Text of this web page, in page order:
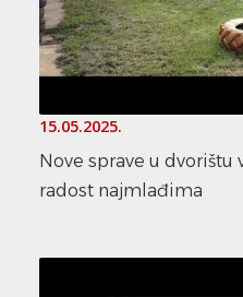
15.05.2025.
Nove sprave u
radost najmlađima